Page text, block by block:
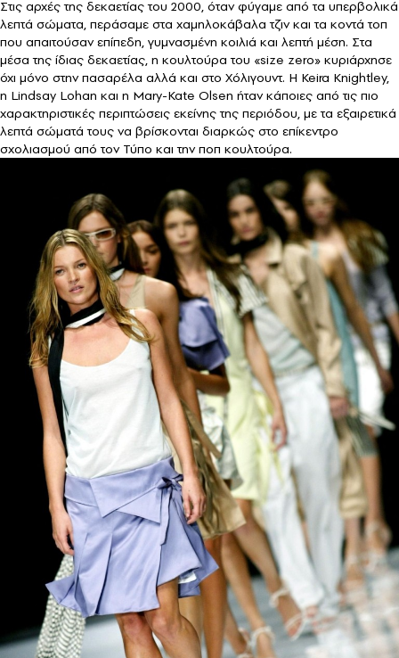
Στις αρχές της δεκαετίας του 2000, όταν φύγαμε από τα υπερβολικά
λεπτά σώματα, περάσαμε στα χαμηλοκάβαλα τζιν και τα κοντά τοπ
που απαιτούσαν επίπεδη, γυμνασμένη κοιλιά και λεπτή μέση. Στα
μέσα της ίδιας δεκαετίας, η κουλτούρα του «size zero» κυριάρχησε
όχι μόνο στην πασαρέλα αλλά και στο Χόλιγουντ. Η Keira Knightley,
η Lindsay Lohan και η Mary-Kate Olsen ήταν κάποιες από τις πιο
χαρακτηριστικές περιπτώσεις εκείνης της περιόδου, με τα εξαιρετικά
λεπτά σώματά τους να βρίσκονται διαρκώς στο επίκεντρο
σχολιασμού από τον Τύπο και την ποπ κουλτούρα.